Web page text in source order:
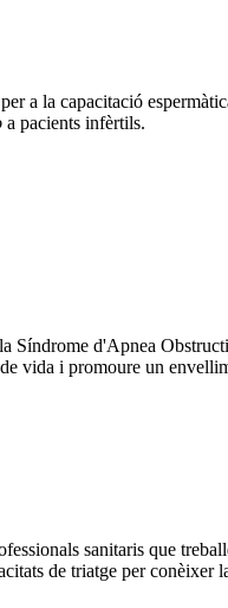
a la capacitació
a pacients infèrtils.
Síndrome d'Apnea
vida i promoure un
sanitaris que
de triatge per